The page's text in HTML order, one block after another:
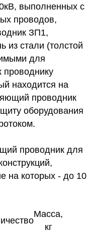
выполненных с
проводов,
ЗП1,
из стали (толстой
для
проводнику
находится на
проводник
оборудования
проводник для
на которых - до 10
Масса,
кг